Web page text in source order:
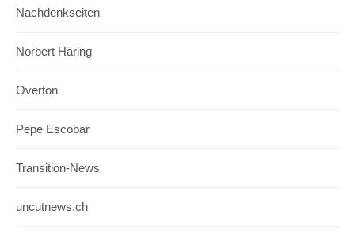
Nachdenkseiten
Norbert Häring
Overton
Pepe Escobar
Transition-News
uncutnews.ch